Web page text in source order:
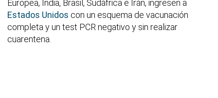
Europea, India, Brasil, Sudáfrica e Irán, ingresen a
Estados Unidos con un esquema de vacunación
completa y un test PCR negativo y sin realizar
cuarentena.